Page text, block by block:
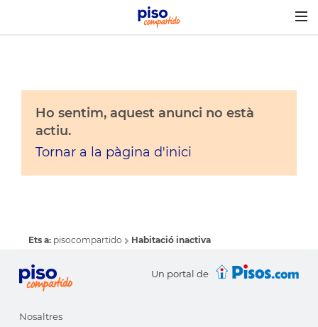
Ho sentim, aquest anunci no està
actiu.
Tornar a la pàgina d'inici
Ets a: pisocompartido Habitació inactiva
Un portal de
Nosaltres